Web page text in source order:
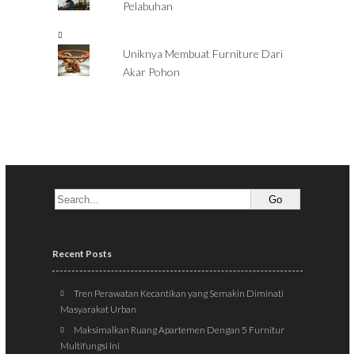
Pelabuhan
Uniknya Membuat Furniture Dari
Akar Pohon
Recent Posts
Tren Perawatan Kecantikan yang Semakin Diminati
Masyarakat Urban
Maksimalkan Ruang Apartemen Dengan 5 Furnitur
Multifungsi Ini